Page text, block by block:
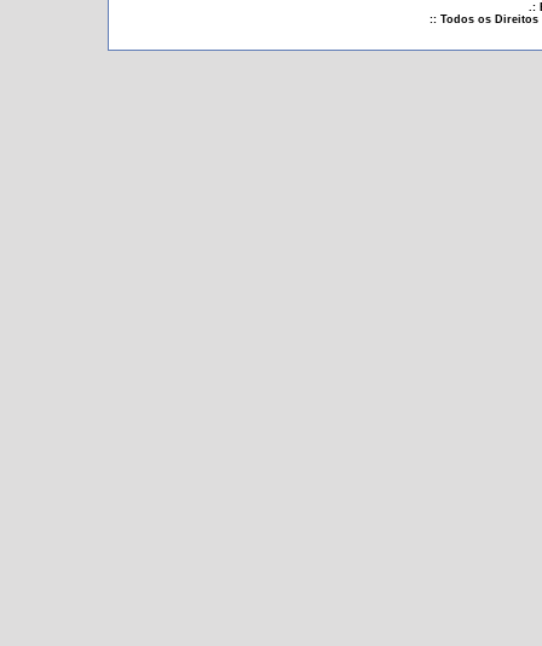
.:
:: Todos os